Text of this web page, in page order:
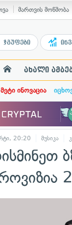
მართვის მოწმობა
ჯგუფები
ახალი
მეტი ინოვაცია
20:20 მუსიკა